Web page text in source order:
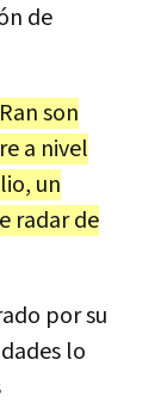
de
son
a nivel
un
radar de
por su
lo